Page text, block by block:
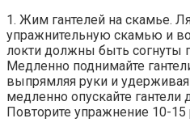
1. Жим гантелей на скамье.
упражнительную скамью и
локти должны быть согнуты
Медленно поднимайте
выпрямляя руки и
медленно опускайте гантели
Повторите упражнение 10-15